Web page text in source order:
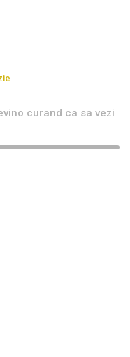
curand ca sa vezi